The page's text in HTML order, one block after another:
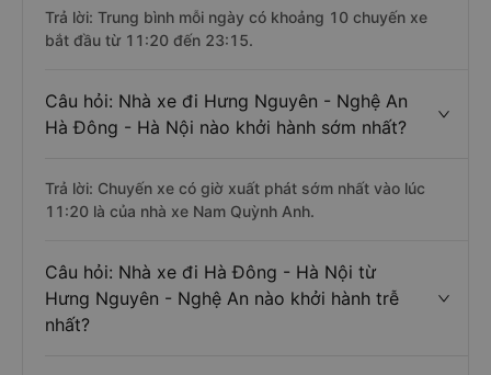
Trả lời: Trung bình mỗi ngày có khoảng 10 chuyến xe
bắt đầu từ 11:20 đến 23:15.
Câu hỏi: Nhà xe đi Hưng Nguyên - Nghệ An
Hà Đông - Hà Nội nào khởi hành sớm nhất?
Trả lời: Chuyến xe có giờ xuất phát sớm nhất vào lúc
11:20 là của nhà xe Nam Quỳnh Anh.
Câu hỏi: Nhà xe đi Hà Đông - Hà Nội từ
Hưng Nguyên - Nghệ An nào khởi hành trễ
nhất?